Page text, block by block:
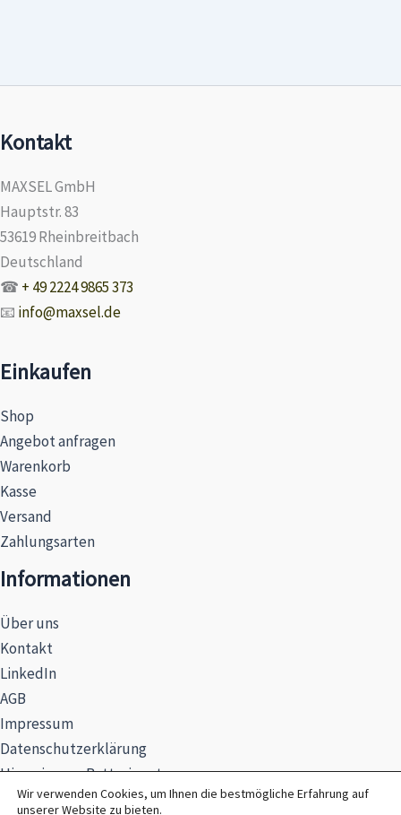
Kontakt
MAXSEL GmbH
Hauptstr. 83
53619 Rheinbreitbach
Deutschland
☎ + 49 2224 9865 373
📧 info@maxsel.de
Einkaufen
Shop
Angebot anfragen
Warenkorb
Kasse
Versand
Zahlungsarten
Informationen
Über uns
Kontakt
LinkedIn
AGB
Impressum
Datenschutzerklärung
Hinweise zur Batterieentsorgung
Wir verwenden Cookies, um Ihnen die bestmögliche Erfahrung auf
unserer Website zu bieten.